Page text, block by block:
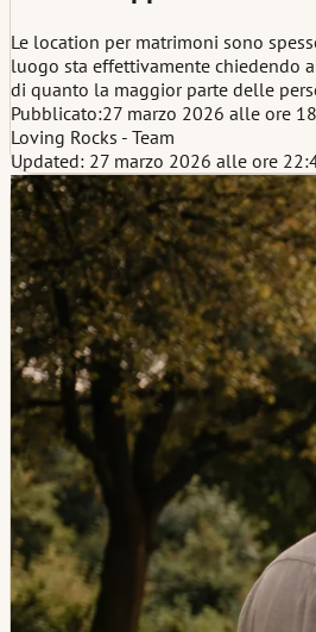
Le location per matrimoni sono
luogo sta effettivamente chiedendo
di quanto la maggior parte delle
Pubblicato:27 marzo 2026 alle ore
Loving Rocks - Team
Updated: 27 marzo 2026 alle ore